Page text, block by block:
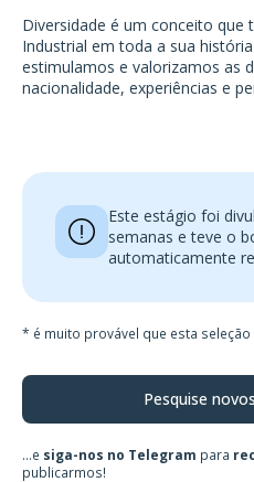
Diversidade é um conceito que
Industrial em toda a sua
estimulamos e valorizamos as
nacionalidade, experiências e
Este estágio foi
semanas e teve o
automaticamente
* é muito provável que esta
Pesquise
...e siga-nos no Telegram para
publicarmos!